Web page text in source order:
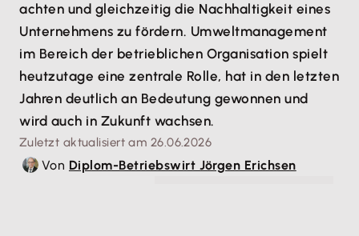
achten und gleichzeitig die Nachhaltigkeit eines
Unternehmens zu fördern. Umweltmanagement
im Bereich der betrieblichen Organisation spielt
heutzutage eine zentrale Rolle, hat in den letzten
Jahren deutlich an Bedeutung gewonnen und
wird auch in Zukunft wachsen.
Zuletzt aktualisiert am 26.06.2026
Von Diplom-Betriebswirt Jörgen Erichsen
© Zamrznuti tonovi - stock.adobe.com